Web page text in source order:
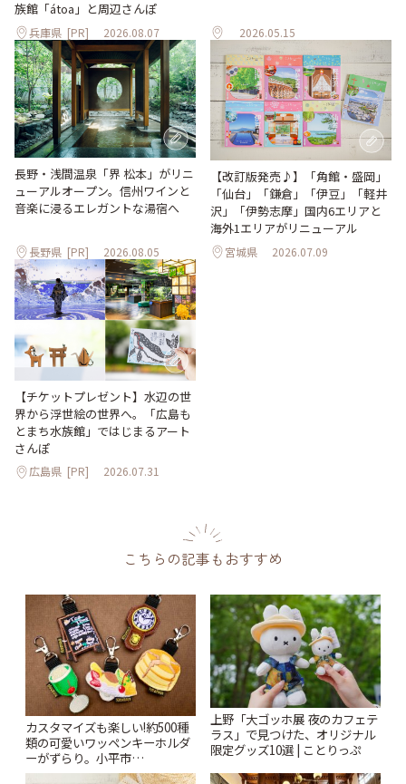
族館「átoa」と周辺さんぽ
兵庫県 [PR] 2026.08.07 2026.05.15
長野・浅間温泉「界 松本」がリニ
ューアルオープン。信州ワインと
音楽に浸るエレガントな湯宿へ
長野県 [PR] 2026.08.05
【改訂版発売♪】「角館・盛岡」
「仙台」「鎌倉」「伊豆」「軽井
沢」「伊勢志摩」国内6エリアと
海外1エリアがリニューアル
宮城県 2026.07.09
【チケットプレゼント】水辺の世
界から浮世絵の世界へ。「広島も
とまち水族館」ではじまるアート
さんぽ
広島県 [PR] 2026.07.31
こちらの記事もおすすめ
カスタマイズも楽しい!約500種
類の可愛いワッペンキーホルダ
ーがずらり。小平市
「Kimamaya T&K」 | ことりっ
上野「大ゴッホ展 夜のカフェテ
ラス」で見つけた、オリジナル
限定グッズ10選 | ことりっぷ